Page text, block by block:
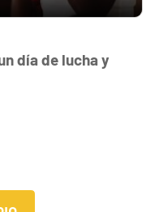
día de lucha y